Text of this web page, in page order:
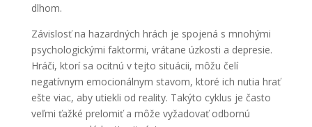
dlhom.
Závislosť na hazardných hrách je spojená s mnohými
psychologickými faktormi, vrátane úzkosti a depresie.
Hráči, ktorí sa ocitnú v tejto situácii, môžu čelí
negatívnym emocionálnym stavom, ktoré ich nutia hrať
ešte viac, aby utiekli od reality. Takýto cyklus je často
veľmi ťažké prelomiť a môže vyžadovať odbornú